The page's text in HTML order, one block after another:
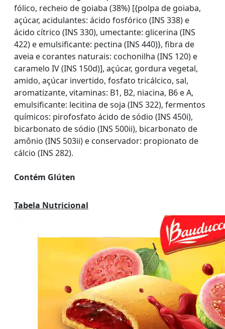
fólico, recheio de goiaba (38%) [{polpa de goiaba,
açúcar, acidulantes: ácido fosfórico (INS 338) e
ácido cítrico (INS 330), umectante: glicerina (INS
422) e emulsificante: pectina (INS 440)}, fibra de
aveia e corantes naturais: cochonilha (INS 120) e
caramelo IV (INS 150d)], açúcar, gordura vegetal,
amido, açúcar invertido, fosfato tricálcico, sal,
aromatizante, vitaminas: B1, B2, niacina, B6 e A,
emulsificante: lecitina de soja (INS 322), fermentos
químicos: pirofosfato ácido de sódio (INS 450i),
bicarbonato de sódio (INS 500ii), bicarbonato de
amônio (INS 503ii) e conservador: propionato de
cálcio (INS 282).
Contém Glúten
Tabela Nutricional